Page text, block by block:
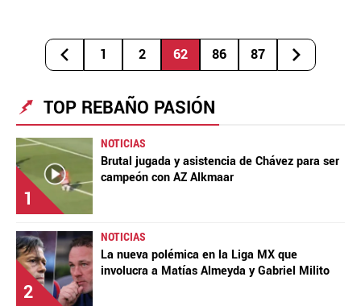
1 2 62 86 87
TOP REBAÑO PASIÓN
1
NOTICIAS
Brutal jugada y asistencia de Chávez para ser
campeón con AZ Alkmaar
2
NOTICIAS
La nueva polémica en la Liga MX que
involucra a Matías Almeyda y Gabriel Milito